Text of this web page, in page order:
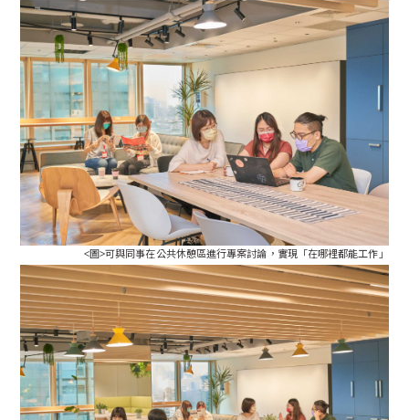
<圖>可與同事在公共休憩區進行專案討論，實現「在哪裡都能工作」